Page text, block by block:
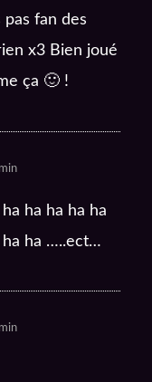
pas fan des
x3 Bien joué
ça 🙂 !
ha ha ha ha
ha ha …..ect…